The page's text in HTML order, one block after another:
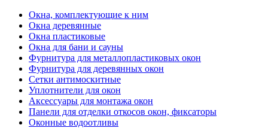
Окна, комплектующие к ним
Окна деревянные
Окна пластиковые
Окна для бани и сауны
Фурнитура для металлопластиковых окон
Фурнитура для деревянных окон
Сетки антимоскитные
Уплотнители для окон
Аксессуары для монтажа окон
Панели для отделки откосов окон, фиксаторы
Оконные водоотливы